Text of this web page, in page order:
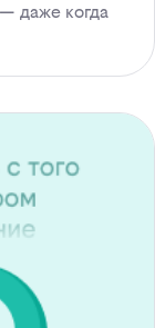
даже когда